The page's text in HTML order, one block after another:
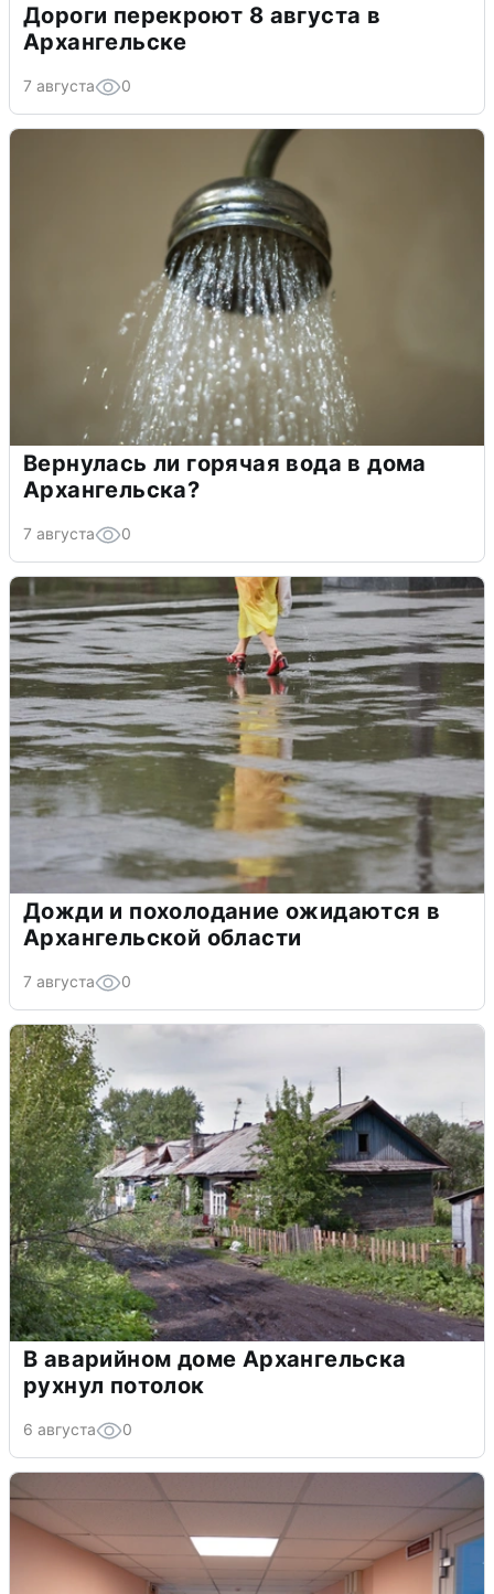
Дороги перекроют 8 августа в
Архангельске
7 августа 0
Вернулась ли горячая вода в дома
Архангельска?
7 августа 0
Дожди и похолодание ожидаются в
Архангельской области
7 августа 0
В аварийном доме Архангельска
рухнул потолок
6 августа 0